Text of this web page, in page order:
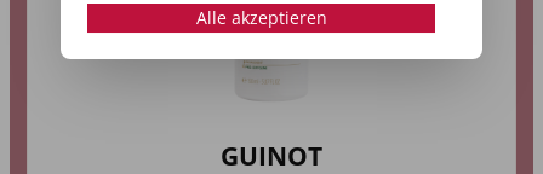
GUINOT
Alle akzeptieren